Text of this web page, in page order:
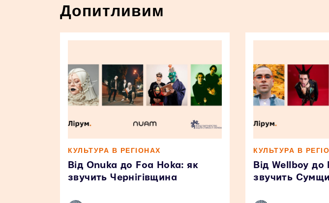
Допитливим
КУЛЬТУРА В РЕГІОНАХ
Від Onuka до Foa Hoka: як
звучить Чернігівщина
КУЛЬТУРА В
Від Wellboy до
звучить